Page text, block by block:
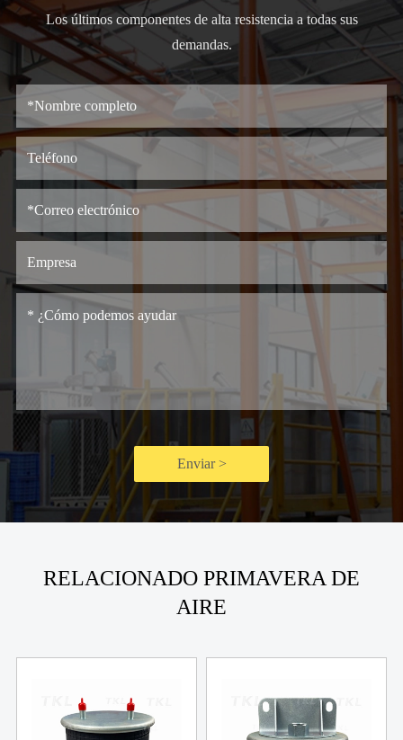
Los últimos componentes de alta resistencia a todas sus
demandas.
Enviar >
RELACIONADO PRIMAVERA DE
AIRE